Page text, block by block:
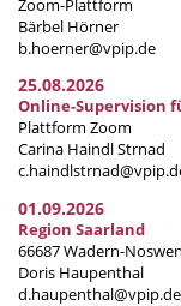
Zoom-Plattform
Bärbel Hörner
b.hoerner@vpip.de
25.08.2026
Online-Supervision
Plattform Zoom
Carina Haindl Strnad
01.09.2026
Region Saarland
66687 Wadern-
Doris Haupenthal
d.haupenthal@vpip.de